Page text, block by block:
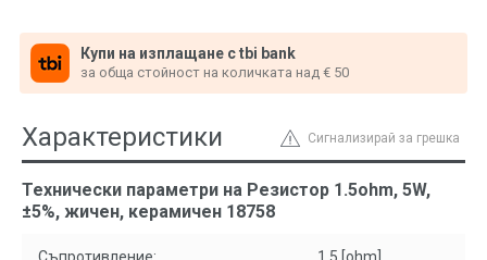
Купи на изплащане с tbi bank
за обща стойност на количката над € 50
Сигнализирай за грешка
Характеристики
Технически параметри на Резистор 1.5ohm, 5W,
±5%, жичен, керамичен 18758